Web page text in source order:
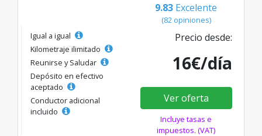
9.83 Excelente
(82 opiniones)
Igual a igual
Kilometraje ilimitado
Reunirse y Saludar
Depósito en efectivo
aceptado
Conductor adicional
incluido
Precio desde:
16€/día
Ver oferta
Incluye tasas e
impuestos. (VAT)